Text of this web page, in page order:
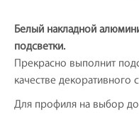
Белый накладной
подсветки.
Прекрасно выполнит
качестве декоративного
Для профиля на выбор